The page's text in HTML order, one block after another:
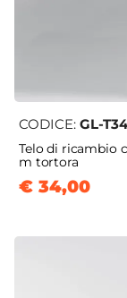
CODICE: GL-
Telo di ricambio
m tortora
€ 34,00